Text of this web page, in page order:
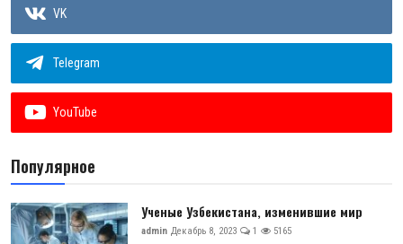
Проблемы Арала
Антикоррупция
VK
Telegram
YouTube
Популярное
Ученые Узбекистана, изменившие мир
admin Декабрь 8, 2023 1 5165